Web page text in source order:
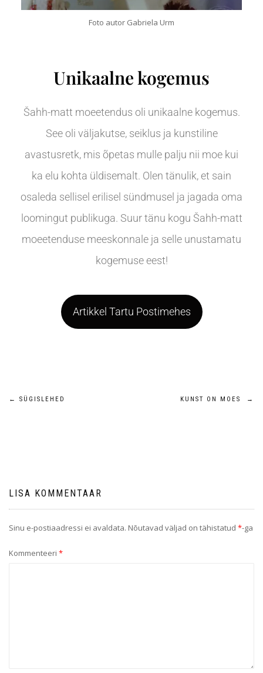
Foto autor Gabriela Urm
Unikaalne kogemus
Šahh-matt moeetendus oli unikaalne kogemus.
See oli väljakutse, seiklus ja kunstiline
avastusretk, mis õpetas mulle palju nii moe kui
ka elu kohta üldisemalt. Olen tänulik, et sain
osaleda sellisel erilisel sündmusel ja jagada oma
loomingut publikuga. Suur tänu kogu Šahh-matt
moeetenduse meeskonnale ja selle unustamatu
kogemuse eest!
Artikkel Tartu Postimehes
← SÜGISLEHED KUNST ON MOES →
LISA KOMMENTAAR
Sinu e-postiaadressi ei avaldata. Nõutavad väljad on tähistatud *-ga
Kommenteeri *